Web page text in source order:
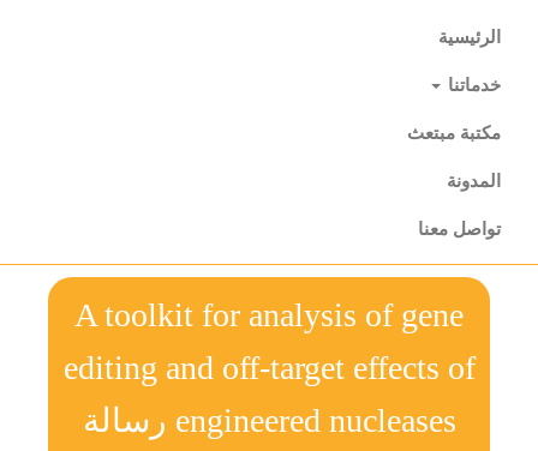
الرئيسية
خدماتنا
مكتبة مبتعث
المدونة
تواصل معنا
A toolkit for analysis of gene
editing and off-target effects of
engineered nucleases رسالة